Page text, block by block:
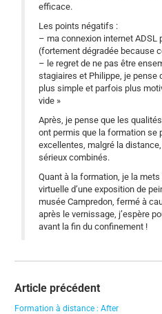
efficace.
Les points négatifs :
– ma connexion internet ADSL
(fortement dégradée because
– le regret de ne pas être
stagiaires et Philippe, je pense
plus simple et parfois plus
vide »
Après, je pense que les
ont permis que la formation se
excellentes, malgré la
sérieux combinés.
Quant à la formation, je la
virtuelle d’une exposition de
musée Campredon, fermé à
après le vernissage, j’espère
avant la fin du confinement !
Article précédent
Formation à distance : After